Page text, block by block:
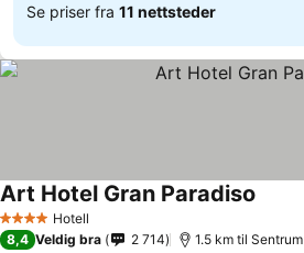
Se priser fra 11 nettsteder
4 StjernerHotell
Art Hotel Gran Paradiso
8,4 Veldig bra 2 714 1.5 km til Sentrum